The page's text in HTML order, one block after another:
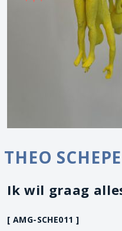
THEO
Ik wil graag
[ AMG-SCHE011 ]